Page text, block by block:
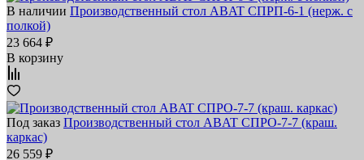
В наличии Производственный стол ABAT СПРП-6-1 (нерж. с
полкой)
23 664 ₽
В корзину
Под заказ Производственный стол ABAT СПРО-7-7 (краш.
каркас)
26 559 ₽